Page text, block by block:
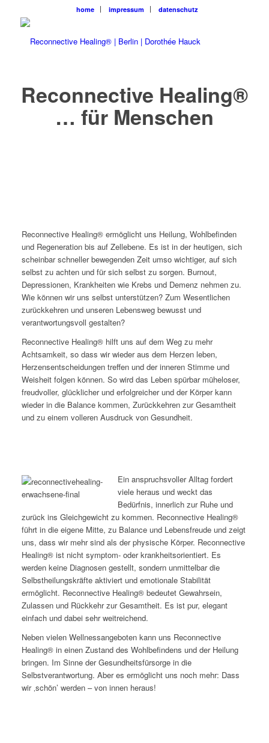
home impressum datenschutz
Reconnective Healing®
… für Menschen
Reconnective Healing® ermöglicht uns Heilung, Wohlbefinden
und Regeneration bis auf Zellebene. Es ist in der heutigen, sich
scheinbar schneller bewegenden Zeit umso wichtiger, auf sich
selbst zu achten und für sich selbst zu sorgen. Burnout,
Depressionen, Krankheiten wie Krebs und Demenz nehmen zu.
Wie können wir uns selbst unterstützen? Zum Wesentlichen
zurückkehren und unseren Lebensweg bewusst und
verantwortungsvoll gestalten?
Reconnective Healing® hilft uns auf dem Weg zu mehr
Achtsamkeit, so dass wir wieder aus dem Herzen leben,
Herzensentscheidungen treffen und der inneren Stimme und
Weisheit folgen können. So wird das Leben spürbar müheloser,
freudvoller, glücklicher und erfolgreicher und der Körper kann
wieder in die Balance kommen, Zurückkehren zur Gesamtheit
und zu einem volleren Ausdruck von Gesundheit.
Ein anspruchsvoller Alltag fordert
viele heraus und weckt das
Bedürfnis, innerlich zur Ruhe und
zurück ins Gleichgewicht zu kommen. Reconnective Healing®
führt in die eigene Mitte, zu Balance und Lebensfreude und zeigt
uns, dass wir mehr sind als der physische Körper. Reconnective
Healing® ist nicht symptom- oder krankheitsorientiert. Es
werden keine Diagnosen gestellt, sondern unmittelbar die
Selbstheilungskräfte aktiviert und emotionale Stabilität
ermöglicht. Reconnective Healing® bedeutet Gewahrsein,
Zulassen und Rückkehr zur Gesamtheit. Es ist pur, elegant
einfach und dabei sehr weitreichend.
Neben vielen Wellnessangeboten kann uns Reconnective
Healing® in einen Zustand des Wohlbefindens und der Heilung
bringen. Im Sinne der Gesundheitsfürsorge in die
Selbstverantwortung. Aber es ermöglicht uns noch mehr: Dass
wir ‚schön’ werden – von innen heraus!